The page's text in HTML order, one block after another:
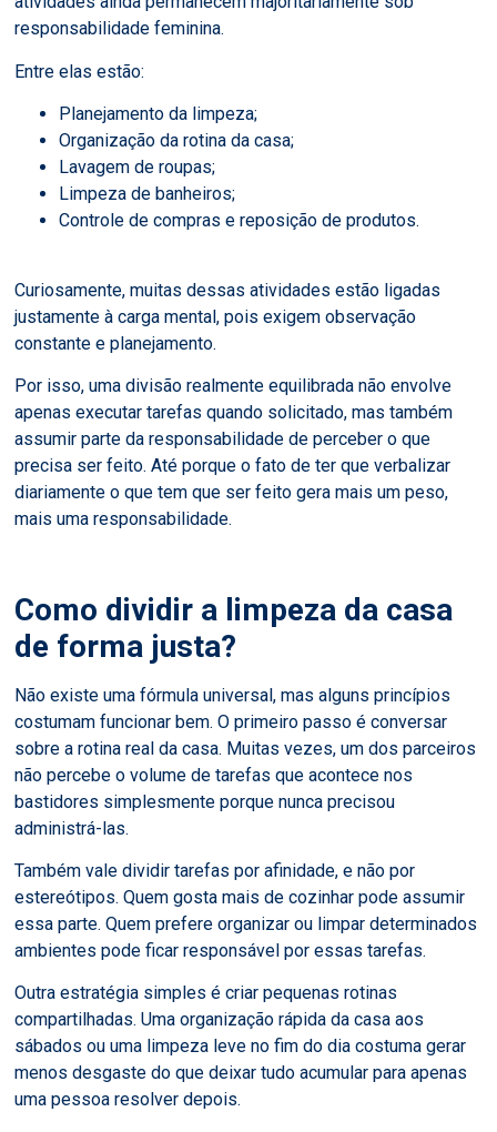
responsabilidade feminina.
Entre elas estão:
Planejamento da limpeza;
Organização da rotina da casa;
Lavagem de roupas;
Limpeza de banheiros;
Controle de compras e reposição de produtos.
Curiosamente, muitas dessas atividades estão ligadas
justamente à carga mental, pois exigem observação
constante e planejamento.
Por isso, uma divisão realmente equilibrada não envolve
apenas executar tarefas quando solicitado, mas também
assumir parte da responsabilidade de perceber o que
precisa ser feito. Até porque o fato de ter que verbalizar
diariamente o que tem que ser feito gera mais um peso,
mais uma responsabilidade.
Como dividir a limpeza da casa
de forma justa?
Não existe uma fórmula universal, mas alguns princípios
costumam funcionar bem. O primeiro passo é conversar
sobre a rotina real da casa. Muitas vezes, um dos parceiros
não percebe o volume de tarefas que acontece nos
bastidores simplesmente porque nunca precisou
administrá-las.
Também vale dividir tarefas por afinidade, e não por
estereótipos. Quem gosta mais de cozinhar pode assumir
essa parte. Quem prefere organizar ou limpar determinados
ambientes pode ficar responsável por essas tarefas.
Outra estratégia simples é criar pequenas rotinas
compartilhadas. Uma organização rápida da casa aos
sábados ou uma limpeza leve no fim do dia costuma gerar
menos desgaste do que deixar tudo acumular para apenas
uma pessoa resolver depois.